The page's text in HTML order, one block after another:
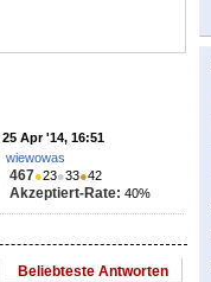
25 Apr '14, 16:51
wiewowas
467●23●33●42
Akzeptiert-Rate: 40%
Beliebteste Antworten